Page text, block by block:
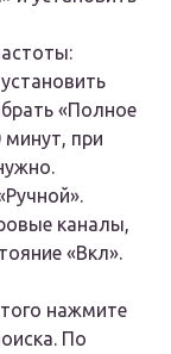
«Полное
минут, при
каналы,
«Вкл».
нажмите
По